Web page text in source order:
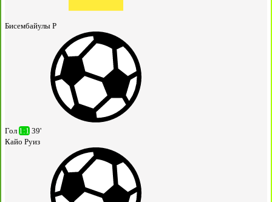
Бисембайулы Р
Гол 1:1 39'
Кайо Руиз